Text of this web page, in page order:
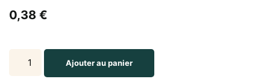
0,38 €
Tasse
Ajouter au panier